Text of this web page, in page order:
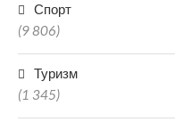
Спорт
(9 806)
Туризм
(1 345)